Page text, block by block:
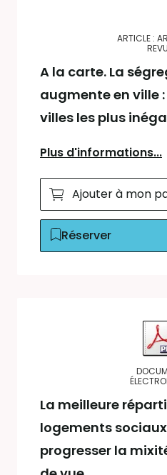
ARTICLE :
A la carte. La
augmente en ville :
villes les plus
Plus d'informations...
Ajouter à mon
Réserver
La meilleure
logements
progresser la